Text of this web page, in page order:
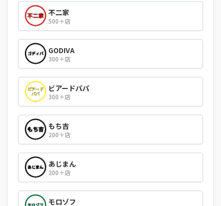
不二家
500＋店
GODIVA
300＋店
ビアードパパ
300＋店
もち吉
200＋店
あじまん
200＋店
モロゾフ